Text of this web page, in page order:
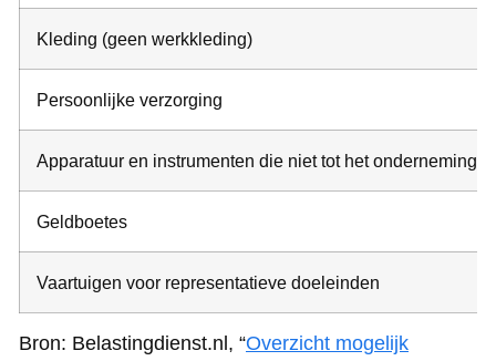
Kleding (geen werkkleding)
Persoonlijke verzorging
Apparatuur en instrumenten die niet tot het
Geldboetes
Vaartuigen voor representatieve doeleinden
Bron: Belastingdienst.nl, “Overzicht mogelijk